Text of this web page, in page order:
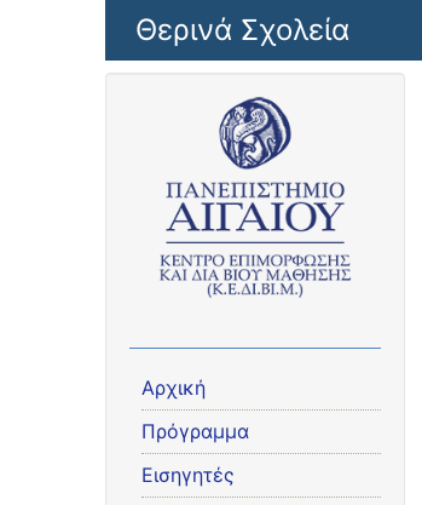
Παράκαμψη προς το κυρίως περιεχόμενο
Θερινά Σχολεία
Αρχική
Πρόγραμμα
Εισηγητές